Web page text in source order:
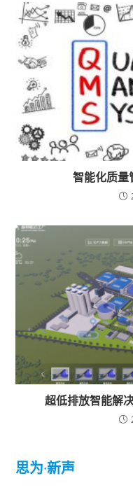
智能化质量
超低排放智能解
思为·新声